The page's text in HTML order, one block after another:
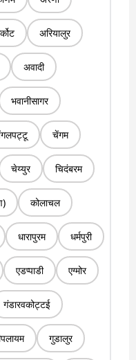
अरियालुर
अवादी
भवानीसागर
चेंगम
चेय्युर चिदंबरम
कोलाचल
धारापुरम धर्मपुरी
एडप्पाडी एग्मोर
गंडारवकोट्टई
गुडालुर